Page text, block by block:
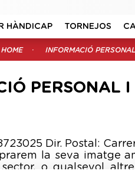
HÀNDICAP TORNEJOS
HOME INFORMACIÓ
PERSONAL
Dir. Postal:
la seva imatge
o qualsevol
seves dades. Les